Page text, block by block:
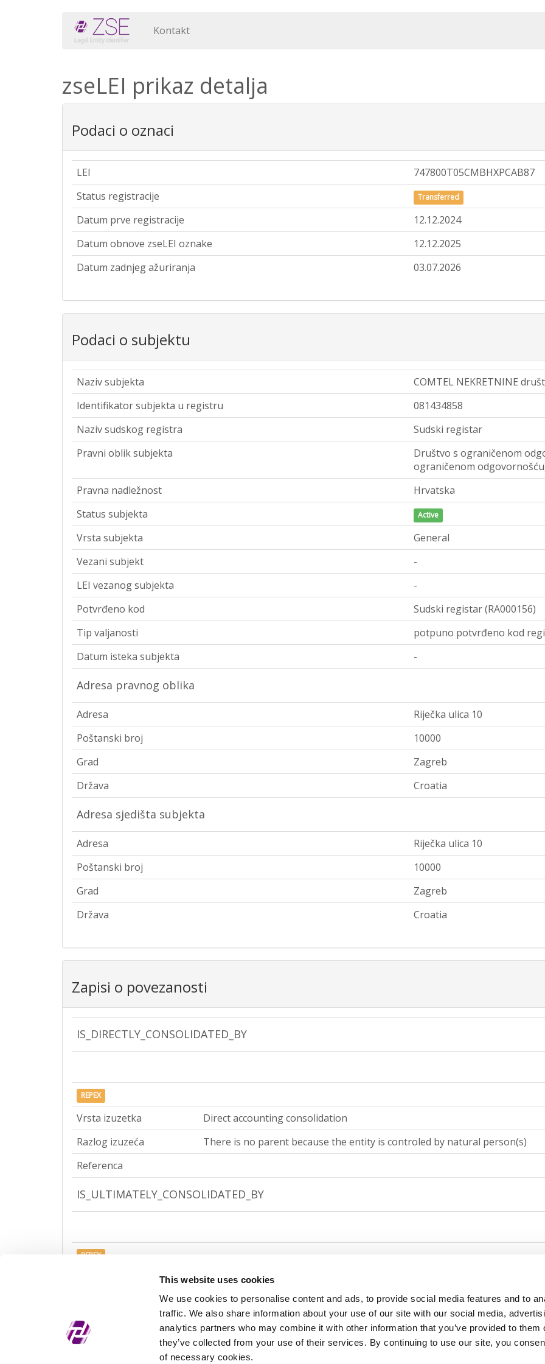
This website uses cookies
We use cookies to personalise content and ads, to provide social media features and to
traffic. We also share information about your use of our site with our social media,
analytics partners who may combine it with other information that you’ve provided to them
they’ve collected from your use of their services. By continuing to use our site, you
of necessary cookies.
Kontakt
zseLEI prikaz detalja
Podaci o oznaci
LEI
747800T05CMBHXPCAB87
Status registracije
Transferred
Datum prve registracije
12.12.2024
Datum obnove zseLEI oznake
12.12.2025
Datum zadnjeg ažuriranja
03.07.2026
Podaci o subjektu
Naziv subjekta
COMTEL NEKRETNINE
Identifikator subjekta u registru
081434858
Naziv sudskog registra
Sudski registar
Pravni oblik subjekta
Društvo s ograničenom
ograničenom
Pravna nadležnost
Hrvatska
Status subjekta
Active
Vrsta subjekta
General
Vezani subjekt
-
LEI vezanog subjekta
-
Potvrđeno kod
Sudski registar (RA000156)
Tip valjanosti
potpuno potvrđeno kod
Datum isteka subjekta
-
Adresa pravnog oblika
Adresa
Riječka ulica 10
Poštanski broj
10000
Grad
Zagreb
Država
Croatia
Adresa sjedišta subjekta
Adresa
Riječka ulica 10
Poštanski broj
10000
Grad
Zagreb
Država
Croatia
Zapisi o povezanosti
IS_DIRECTLY_CONSOLIDATED_BY
REPEX
Vrsta izuzetka
Direct accounting consolidation
Razlog izuzeća
There is no parent because the entity is controled by natural person(s)
Referenca
IS_ULTIMATELY_CONSOLIDATED_BY
REPEX
Ultimate accounting consolidation
There is no parent because the entity is controled by natural person(s)
Referenca